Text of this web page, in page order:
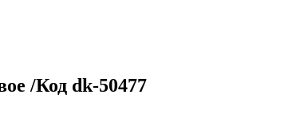
/Код dk-50477